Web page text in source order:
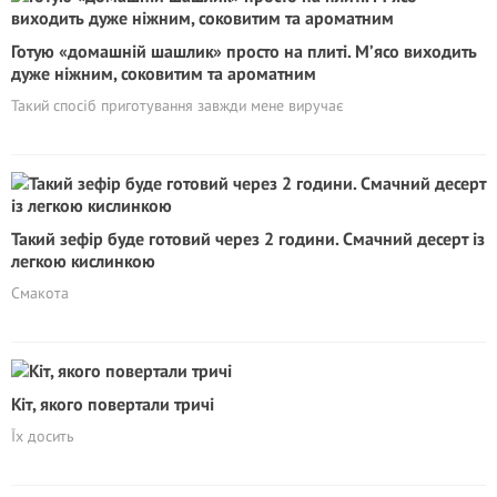
Готую «домашній шашлик» просто на плиті. М’ясо виходить
дуже ніжним, соковитим та ароматним
Такий спосіб приготування завжди мене виручає
Такий зефір буде готовий через 2 години. Смачний десерт із
легкою кислинкою
Смакота
Кіт, якого повертали тричі
Їх досить